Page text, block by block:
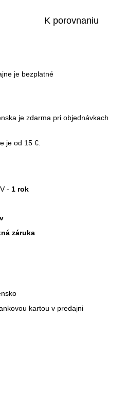
K porovnaniu
je bezplatné
je zdarma pri objednávkach
je od 15 €.
- 1 rok
záruka
kartou v predajni